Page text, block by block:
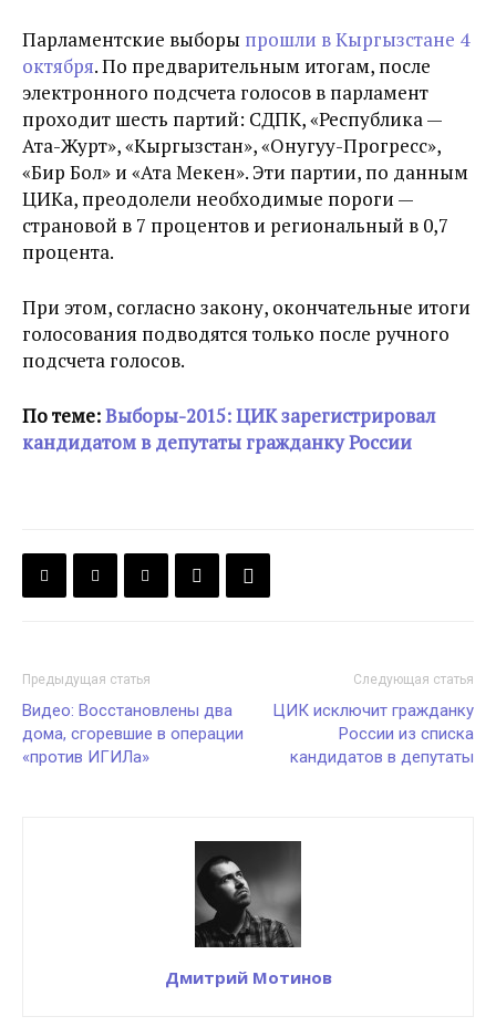
Парламентские выборы прошли в Кыргызстане 4
октября. По предварительным итогам, после
электронного подсчета голосов в парламент
проходит шесть партий: СДПК, «Республика —
Ата-Журт», «Кыргызстан», «Онугуу-Прогресс»,
«Бир Бол» и «Ата Мекен». Эти партии, по данным
ЦИКа, преодолели необходимые пороги —
страновой в 7 процентов и региональный в 0,7
процента.
При этом, согласно закону, окончательные итоги
голосования подводятся только после ручного
подсчета голосов.
По теме:Выборы-2015: ЦИК зарегистрировал
кандидатом в депутаты гражданку России
Предыдущая статья
Видео: Восстановлены два
дома, сгоревшие в операции
«против ИГИЛа»
Следующая статья
ЦИК исключит гражданку
России из списка
кандидатов в депутаты
Дмитрий Мотинов